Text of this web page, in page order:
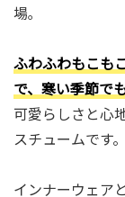
場｡
ふわふわもこも
で、寒い季節で
可愛らしさと心
スチュームです。
インナーウェア